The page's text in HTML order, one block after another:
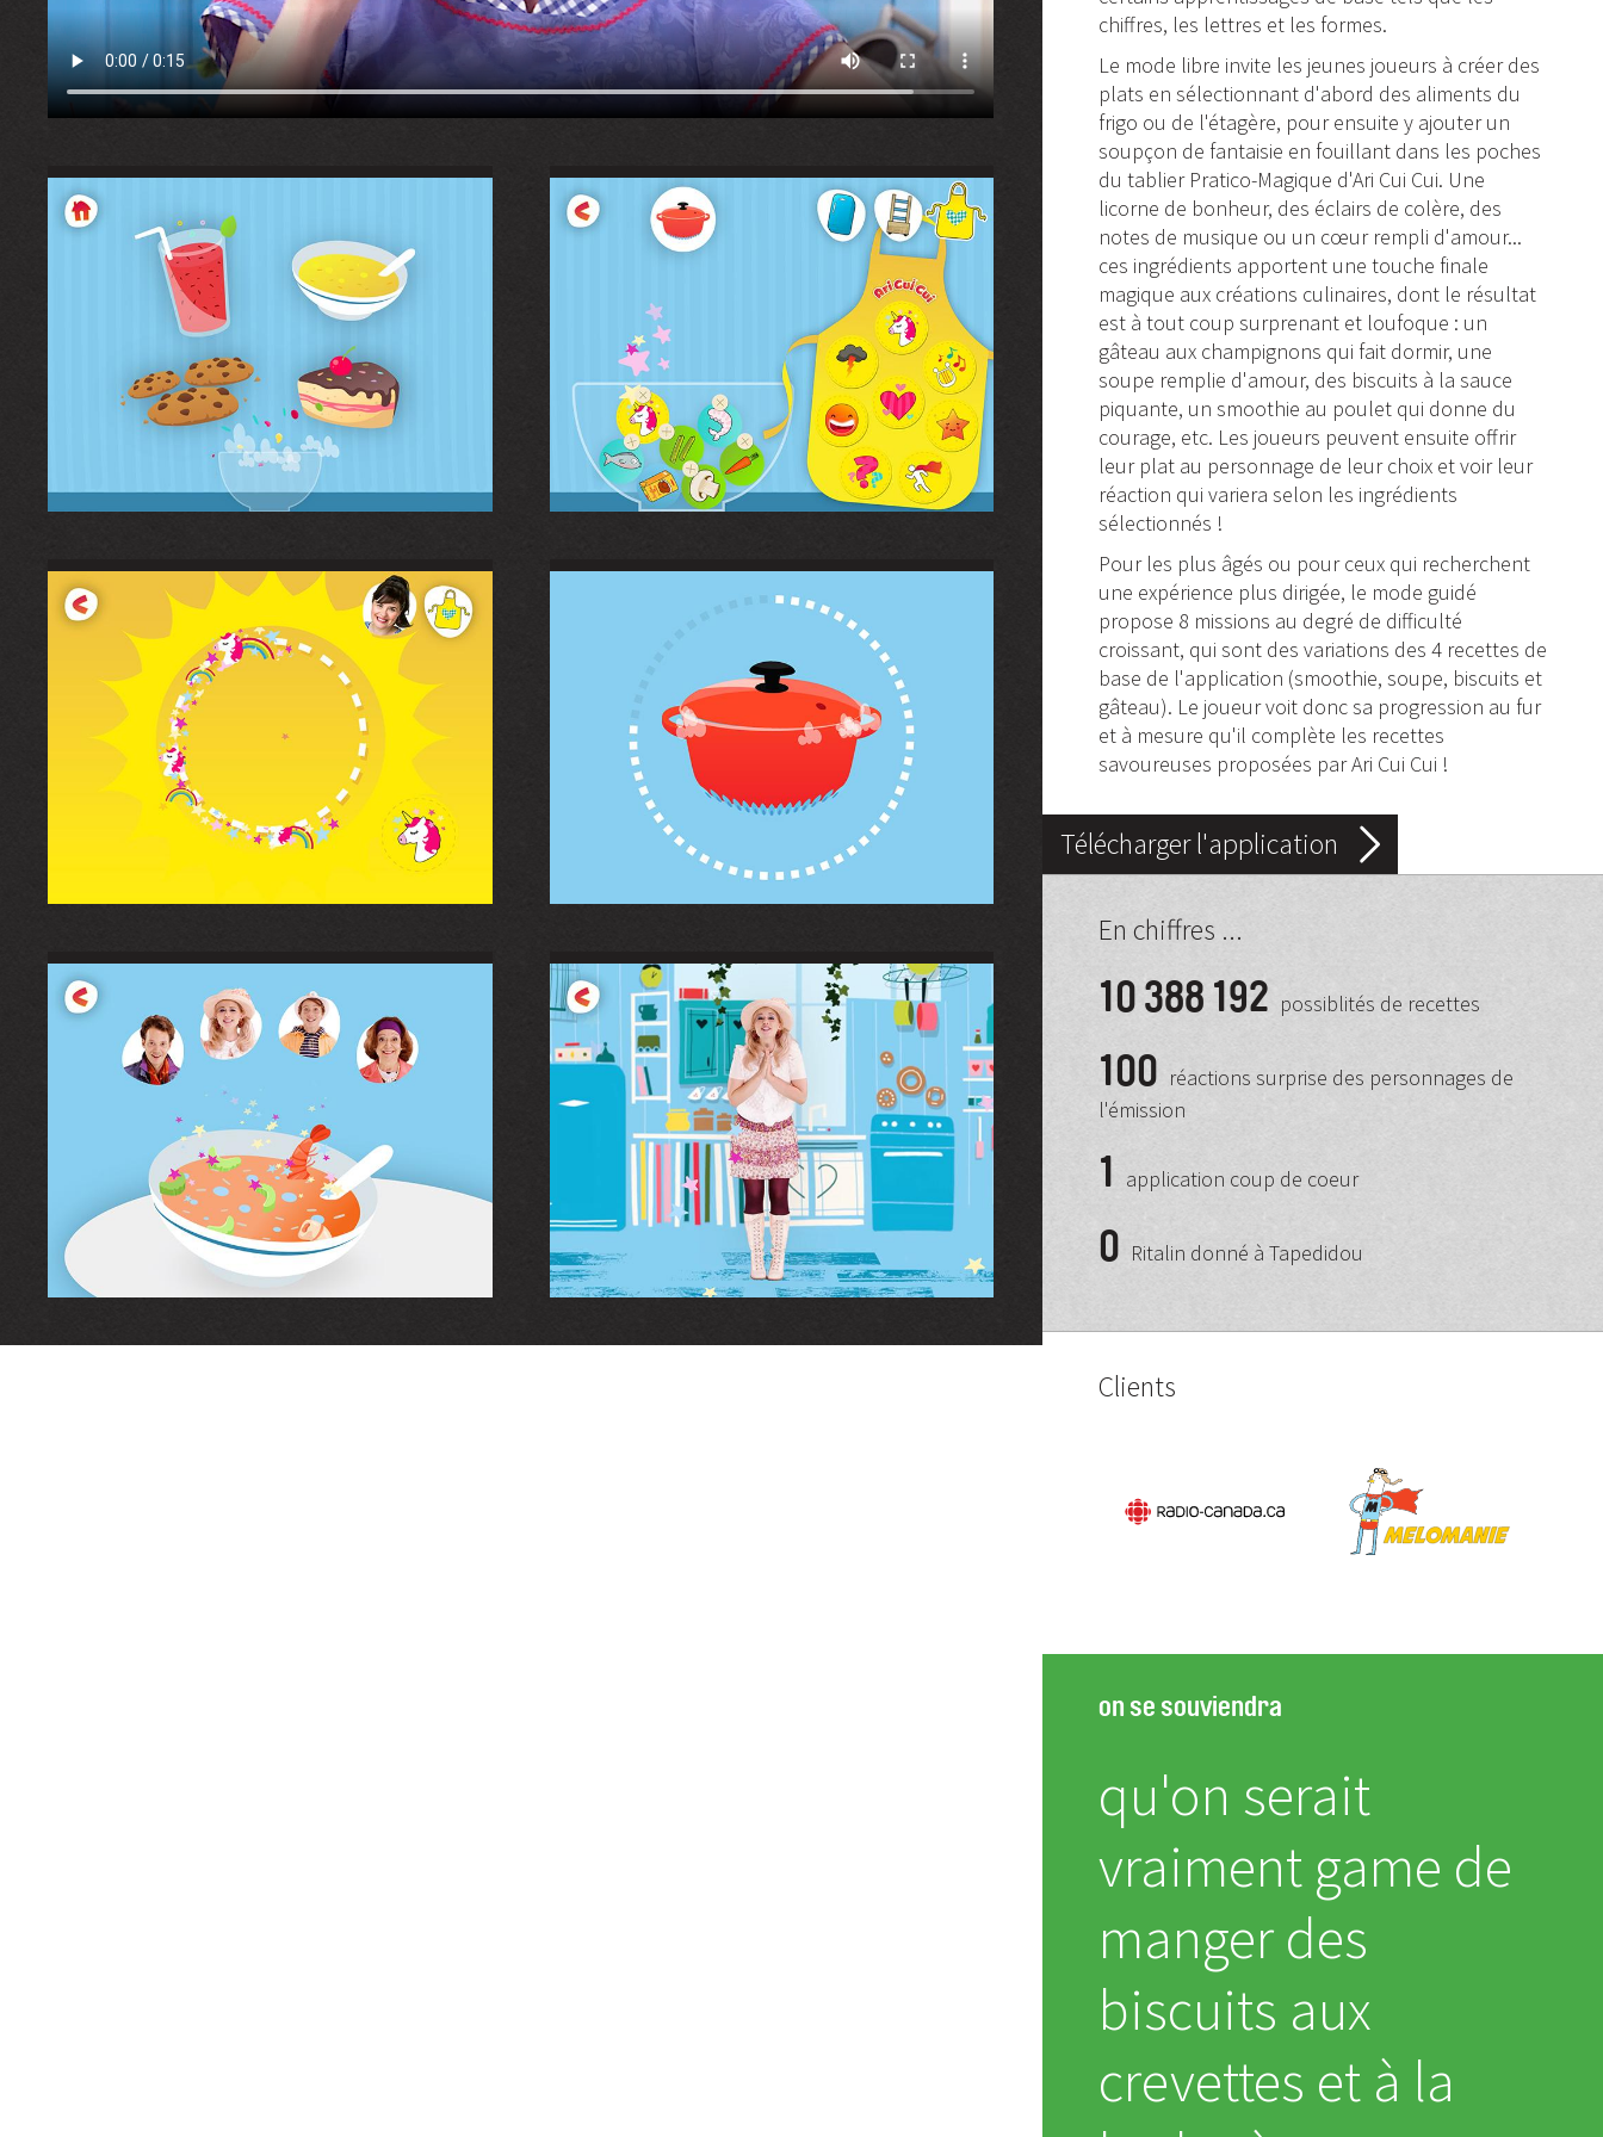
chiffres, les lettres et les formes.
Le mode libre invite les jeunes joueurs à créer des
plats en sélectionnant d'abord des aliments du
frigo ou de l'étagère, pour ensuite y ajouter un
soupçon de fantaisie en fouillant dans les poches
du tablier Pratico-Magique d'Ari Cui Cui. Une
licorne de bonheur, des éclairs de colère, des
notes de musique ou un cœur rempli d'amour...
ces ingrédients apportent une touche finale
magique aux créations culinaires, dont le résultat
est à tout coup surprenant et loufoque : un
gâteau aux champignons qui fait dormir, une
soupe remplie d'amour, des biscuits à la sauce
piquante, un smoothie au poulet qui donne du
courage, etc. Les joueurs peuvent ensuite offrir
leur plat au personnage de leur choix et voir leur
réaction qui variera selon les ingrédients
sélectionnés !
Pour les plus âgés ou pour ceux qui recherchent
une expérience plus dirigée, le mode guidé
propose 8 missions au degré de difficulté
croissant, qui sont des variations des 4 recettes de
base de l'application (smoothie, soupe, biscuits et
gâteau). Le joueur voit donc sa progression au fur
et à mesure qu'il complète les recettes
savoureuses proposées par Ari Cui Cui !
Télécharger l'application
En chiffres ...
10 388 192 possiblités de recettes
100 réactions surprise des personnages de
l'émission
1 application coup de coeur
0 Ritalin donné à Tapedidou
Clients
on se souviendra
qu'on serait
vraiment game de
manger des
biscuits aux
crevettes et à la